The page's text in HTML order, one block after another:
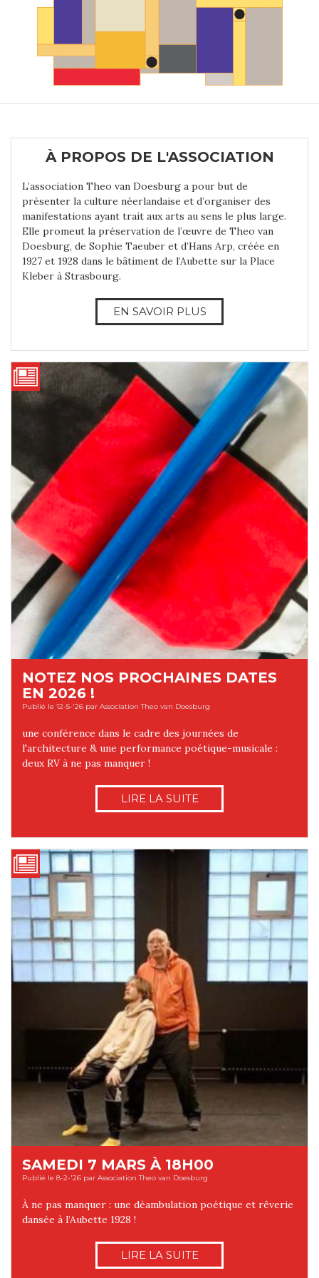
À PROPOS DE L'ASSOCIATION
L’association Theo van Doesburg a pour but de
présenter la culture néerlandaise et d’organiser des
manifestations ayant trait aux arts au sens le plus large.
Elle promeut la préservation de l’œuvre de Theo van
Doesburg, de Sophie Taeuber et d’Hans Arp, créée en
1927 et 1928 dans le bâtiment de l’Aubette sur la Place
Kleber à Strasbourg.
EN SAVOIR PLUS
NOTEZ NOS PROCHAINES DATES
EN 2026 !
Publié le 12-5-'26 par Association Theo van Doesburg
une conférence dans le cadre des journées de
l'architecture & une performance poétique-musicale :
deux RV à ne pas manquer !
LIRE LA SUITE
SAMEDI 7 MARS À 18H00
Publié le 8-2-'26 par Association Theo van Doesburg
À ne pas manquer : une déambulation poétique et rêverie
dansée à l’Aubette 1928 !
LIRE LA SUITE